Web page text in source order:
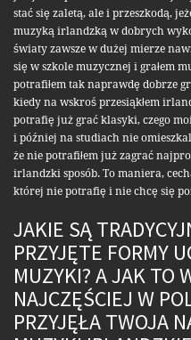
stać się zaletą, ale i przeszkodą,
muzyką irlandzką w dobrych
światy zawsze w dużej mierze
się w szkole muzycznej i grałem
potrafiłem tak naprawdę dobrze
kiedy na wskroś przesiąkłem
potrafię już grać klasyki, czego
i później na studiach nie
że nie potrafiłem już zagrać
irlandzki sposób. To maniera,
której nie potrafię i nie chcę się
JAKIE SĄ
PRZYJĘTE FORMY
MUZYKI? A JAK TO
NAJCZĘŚCIEJ W
PRZYJĘŁA TWOJA